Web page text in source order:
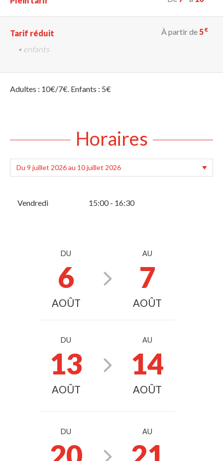
Tarif réduit À partir de 5€
• enfants
Adultes : 10€/7€. Enfants : 5€
Horaires
Vendredi 15:00 - 16:30
DU
6
AOÛT
AU
7
AOÛT
DU
13
AOÛT
AU
14
AOÛT
DU AU